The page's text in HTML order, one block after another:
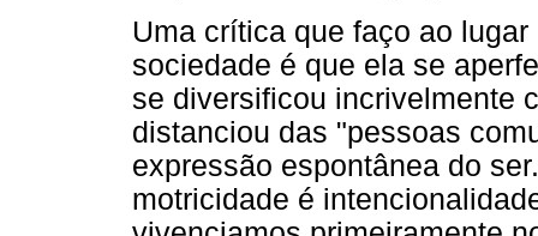
Uma crítica que faço ao
sociedade é que ela se
se diversificou incrivelmente
distanciou das "pessoas
expressão espontânea do
motricidade é